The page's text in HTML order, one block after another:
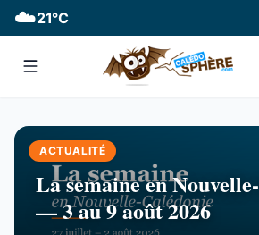
☁️21°C
ACTUALITÉ
La semaine en
— 3 au 9 août 2026